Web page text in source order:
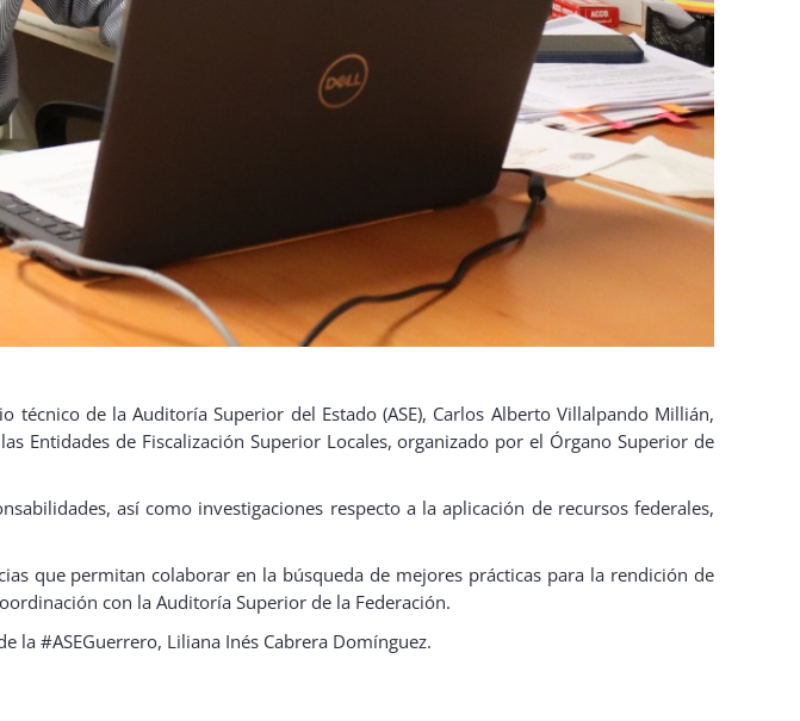
de la Auditoría Superior del Estado (ASE), Carlos Alberto Villalpando Millián,
Entidades de Fiscalización Superior Locales, organizado por el Órgano Superior de
así como investigaciones respecto a la aplicación de recursos federales,
que permitan colaborar en la búsqueda de mejores prácticas para la rendición de
con la Auditoría Superior de la Federación.
la #ASEGuerrero, Liliana Inés Cabrera Domínguez.